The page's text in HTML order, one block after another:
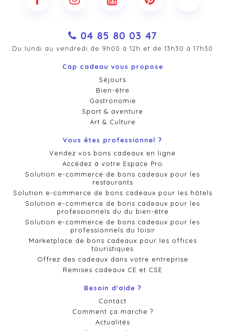
04 85 80 03 47
Du lundi au vendredi de 9h00 à 12h et de 13h30 à 17h30
Cap cadeau vous propose
Séjours
Bien-être
Gastronomie
Sport & aventure
Art & Culture
Vous êtes professionnel ?
Vendez vos bons cadeaux en ligne
Accédez à votre Espace Pro
Solution e-commerce de bons cadeaux pour les
restaurants
Solution e-commerce de bons cadeaux pour les hôtels
Solution e-commerce de bons cadeaux pour les
professionnels du du bien-être
Solution e-commerce de bons cadeaux pour les
professionnels du loisir
Marketplace de bons cadeaux pour les offices
touristiques
Offrez des cadeaux dans votre entreprise
Remises cadeaux CE et CSE
Besoin d'aide ?
Contact
Comment ça marche ?
Actualités